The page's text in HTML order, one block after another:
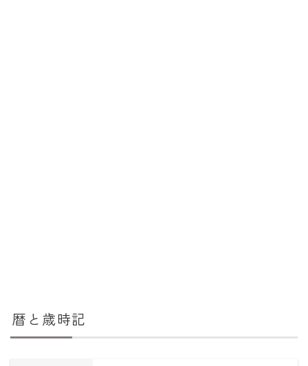
暦と歳時記